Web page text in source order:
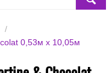
/
0,53м x 10,05м